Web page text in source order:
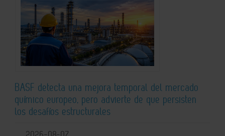
BASF detecta una mejora temporal del mercado
químico europeo, pero advierte de que persisten
los desafíos estructurales